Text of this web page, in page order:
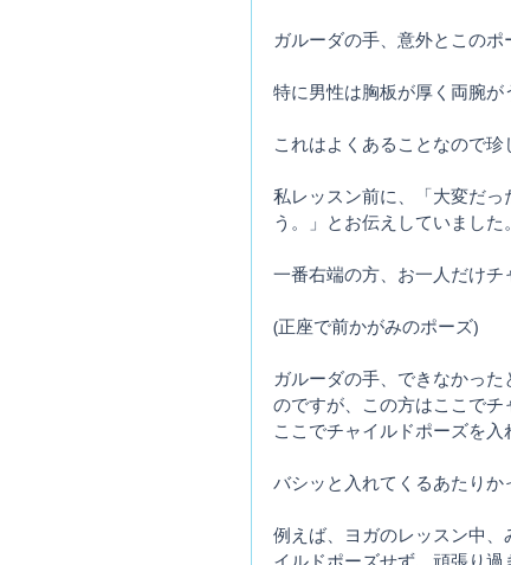
ガルーダの手、意外とこのポ
特に男性は胸板が厚く両腕が
これはよくあることなので珍
私レッスン前に、「大変だ
う。」とお伝えしていました。
一番右端の方、お一人だけチ
(正座で前かがみのポーズ)
ガルーダの手、できなかっ
のですが、この方はここで
ここでチャイルドポーズを
バシッと入れてくるあたりか
例えば、ヨガのレッスン中
イルドポーズせず、頑張り過